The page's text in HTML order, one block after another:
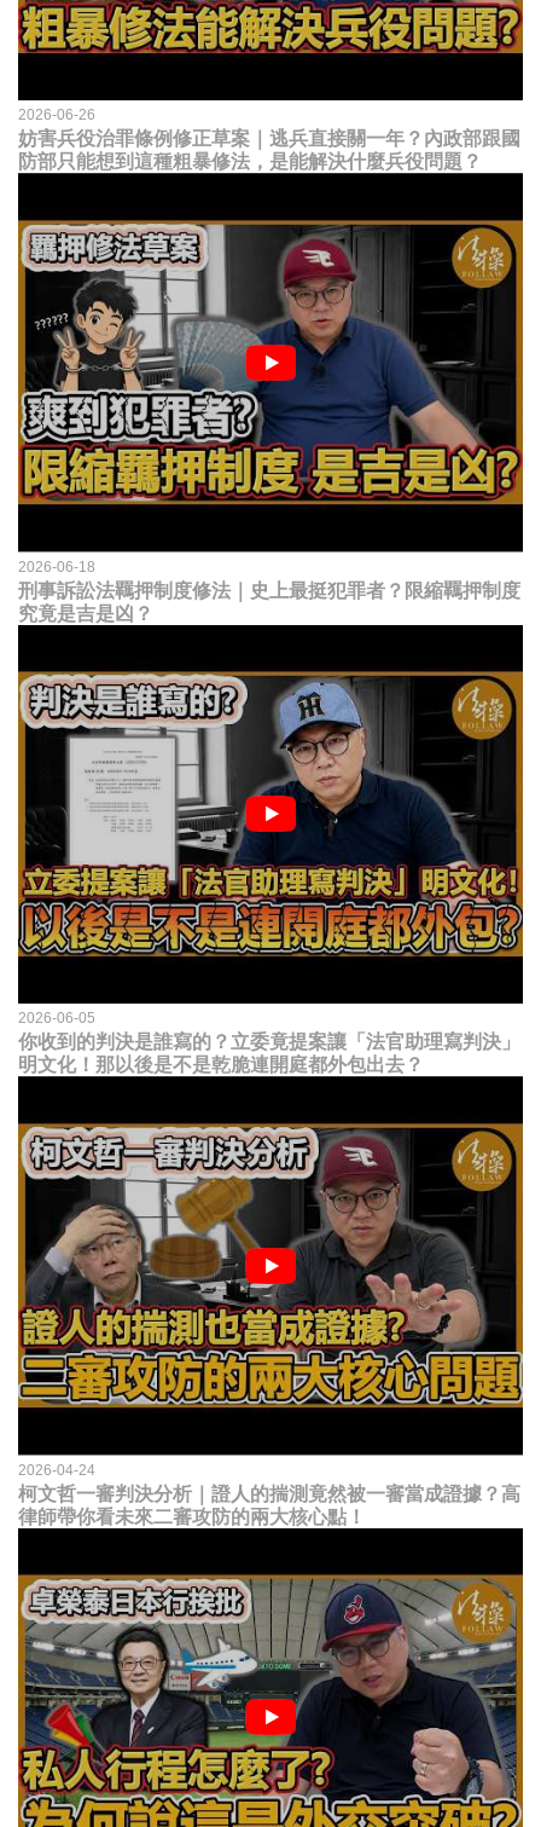
2026-06-26
妨害兵役治罪條例修正草案｜逃兵直接關一年？內政部跟國
防部只能想到這種粗暴修法，是能解決什麼兵役問題？
2026-06-18
刑事訴訟法羈押制度修法｜史上最挺犯罪者？限縮羈押制度
究竟是吉是凶？
2026-06-05
你收到的判決是誰寫的？立委竟提案讓「法官助理寫判決」
明文化！那以後是不是乾脆連開庭都外包出去？
2026-04-24
柯文哲一審判決分析｜證人的揣測竟然被一審當成證據？高
律師帶你看未來二審攻防的兩大核心點！